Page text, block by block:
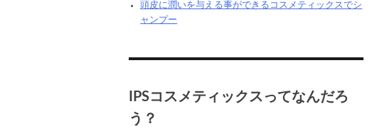
頭皮に潤いを与える事ができるコスメティックスでシ
ャンプー
IPSコスメティックスってなんだろ
う？